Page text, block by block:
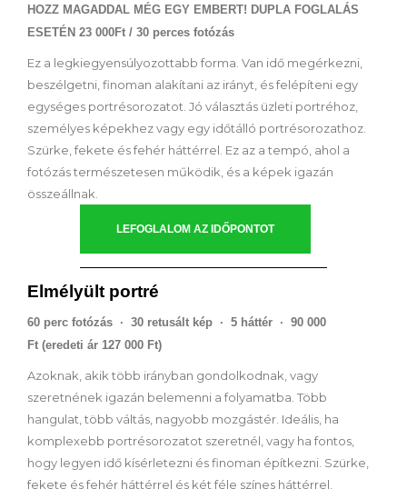
HOZZ MAGADDAL MÉG EGY EMBERT! DUPLA FOGLALÁS
ESETÉN 23 000Ft / 30 perces fotózás
Ez a legkiegyensúlyozottabb forma. Van idő megérkezni,
beszélgetni, finoman alakítani az irányt, és felépíteni egy
egységes portrésorozatot. Jó választás üzleti portréhoz,
személyes képekhez vagy egy időtálló portrésorozathoz.
Szürke, fekete és fehér háttérrel. Ez az a tempó, ahol a
fotózás természetesen működik, és a képek igazán
összeállnak.
LEFOGLALOM AZ IDŐPONTOT
Elmélyült portré
60 perc fotózás · 30 retusált kép · 5 háttér · 90 000
Ft (eredeti ár 127 000 Ft)
Azoknak, akik több irányban gondolkodnak, vagy
szeretnének igazán belemenni a folyamatba. Több
hangulat, több váltás, nagyobb mozgástér. Ideális, ha
komplexebb portrésorozatot szeretnél, vagy ha fontos,
hogy legyen idő kísérletezni és finoman építkezni. Szürke,
fekete és fehér háttérrel és két féle színes háttérrel.